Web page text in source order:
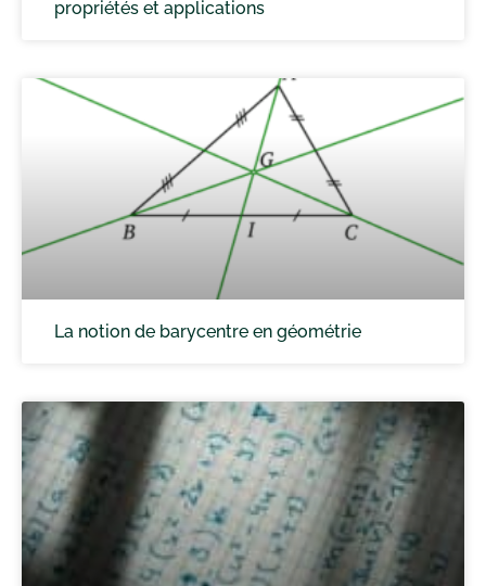
propriétés et applications
La notion de barycentre en géométrie